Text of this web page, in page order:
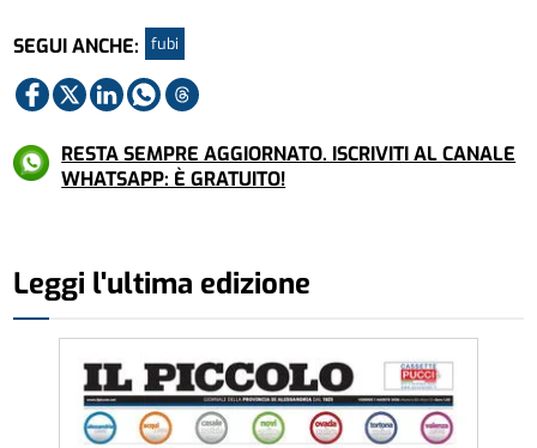
SEGUI ANCHE: fubi
RESTA SEMPRE AGGIORNATO. ISCRIVITI AL CANALE
WHATSAPP: È GRATUITO!
Leggi l'ultima edizione